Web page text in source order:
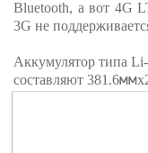
Bluetooth, а вот 4G
3G не
Аккумулятор типа
составляют 381.6мм